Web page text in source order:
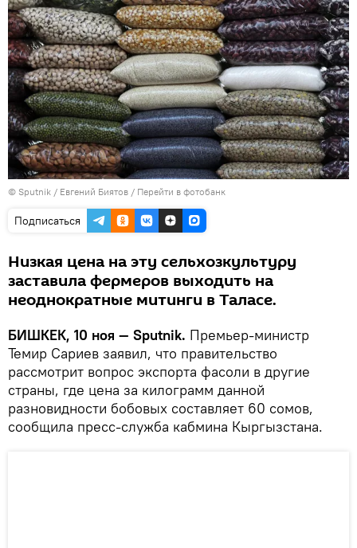
© Sputnik / Евгений Биятов / Перейти в фотобанк
Подписаться
Низкая цена на эту сельхозкультуру
заставила фермеров выходить на
неоднократные митинги в Таласе.
БИШКЕК, 10 ноя — Sputnik. Премьер-министр
Темир Сариев заявил, что правительство
рассмотрит вопрос экспорта фасоли в другие
страны, где цена за килограмм данной
разновидности бобовых составляет 60 сомов,
сообщила пресс-служба кабмина Кыргызстана.